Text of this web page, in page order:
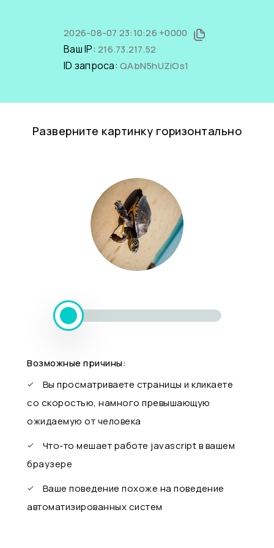
2026-08-07 23:10:26 +0000
Ваш IP: 216.73.217.52
ID запроса: QAbN5hUZiOs1
Разверните картинку горизонтально
Возможные причины:
Вы просматриваете страницы и кликаете
со скоростью, намного превышающую
ожидаемую от человека
Что-то мешает работе javascript в вашем
браузере
Ваше поведение похоже на поведение
автоматизированных систем